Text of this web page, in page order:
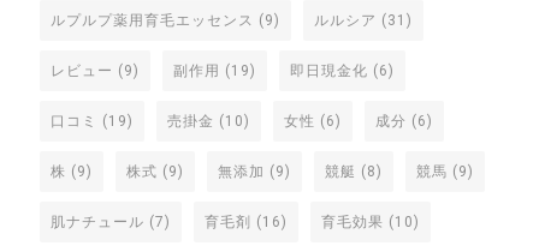
ルプルプ薬用育毛エッセンス (9) ルルシア (31)
レビュー (9) 副作用 (19) 即日現金化 (6)
口コミ (19) 売掛金 (10) 女性 (6) 成分 (6)
株 (9) 株式 (9) 無添加 (9) 競艇 (8) 競馬 (9)
肌ナチュール (7) 育毛剤 (16) 育毛効果 (10)